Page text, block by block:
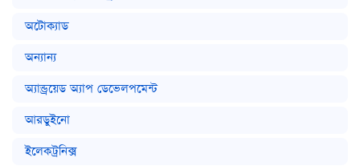
অটোক্যাড
অন্যান্য
অ্যান্ড্রয়েড অ্যাপ ডেভেলপমেন্ট
আরডুইনো
ইলেকট্রনিক্স